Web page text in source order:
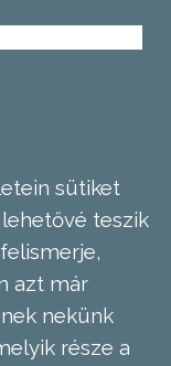
sütiket
lehetővé teszik
azt már
nekünk
része a